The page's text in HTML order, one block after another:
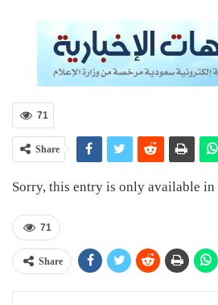
71
Share
Sorry, this entry is only available in
71
Share